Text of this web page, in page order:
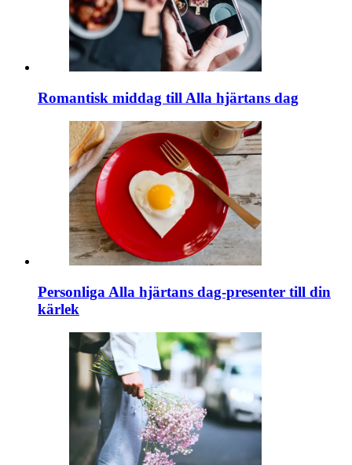
Romantisk middag till Alla hjärtans dag
Personliga Alla hjärtans dag-presenter till din
kärlek